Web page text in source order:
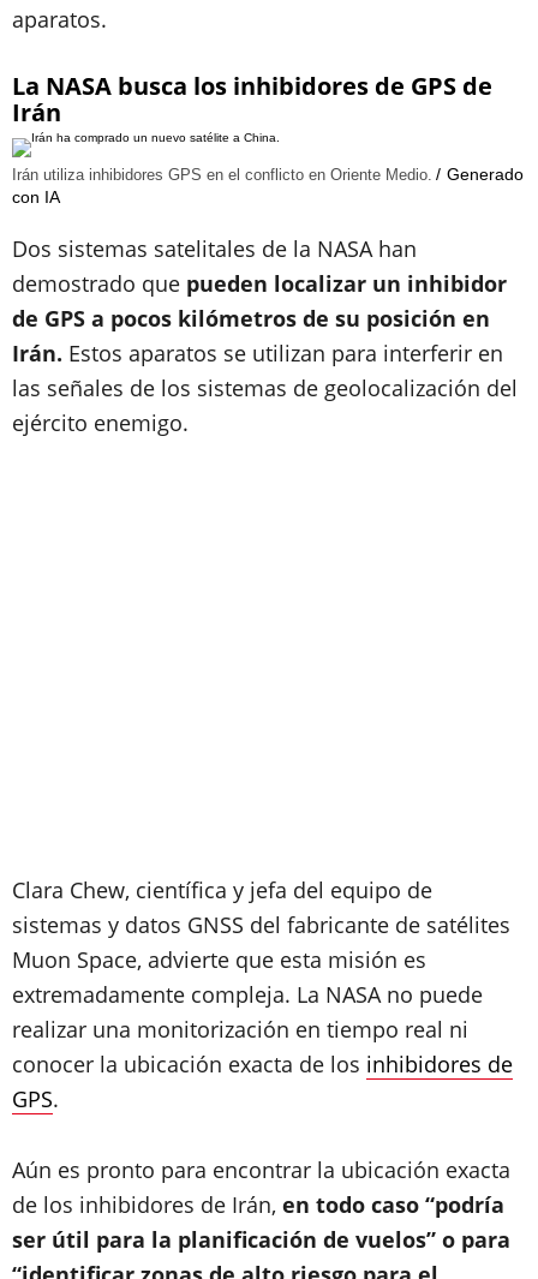
aparatos.
La NASA busca los inhibidores de GPS de
Irán
Irán utiliza inhibidores GPS en el conflicto en Oriente Medio.
Generado
con IA
Dos sistemas satelitales de la NASA han
demostrado que pueden localizar un inhibidor
de GPS a pocos kilómetros de su posición en
Irán. Estos aparatos se utilizan para interferir en
las señales de los sistemas de geolocalización del
ejército enemigo.
Clara Chew, científica y jefa del equipo de
sistemas y datos GNSS del fabricante de satélites
Muon Space, advierte que esta misión es
extremadamente compleja. La NASA no puede
realizar una monitorización en tiempo real ni
conocer la ubicación exacta de los inhibidores de
GPS.
Aún es pronto para encontrar la ubicación exacta
de los inhibidores de Irán, en todo caso “podría
ser útil para la planificación de vuelos” o para